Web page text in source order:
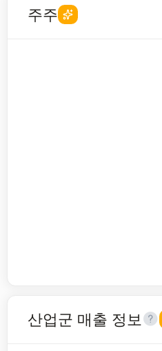
주주
산업군 매출 정보